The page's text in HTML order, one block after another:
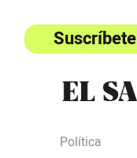
Suscríbete
Política